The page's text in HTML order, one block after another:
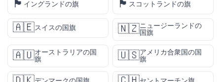
🏴󠁧󠁢󠁥󠁮󠁧󠁿 イングランドの旗 🏴󠁧󠁢󠁳󠁣󠁴󠁿 スコットランドの旗
🇦🇪スイスの国旗 🇳🇿ニュージーランドの
国旗
🇦🇺オーストラリアの国
旗
🇺🇸アメリカ合衆国の国
旗